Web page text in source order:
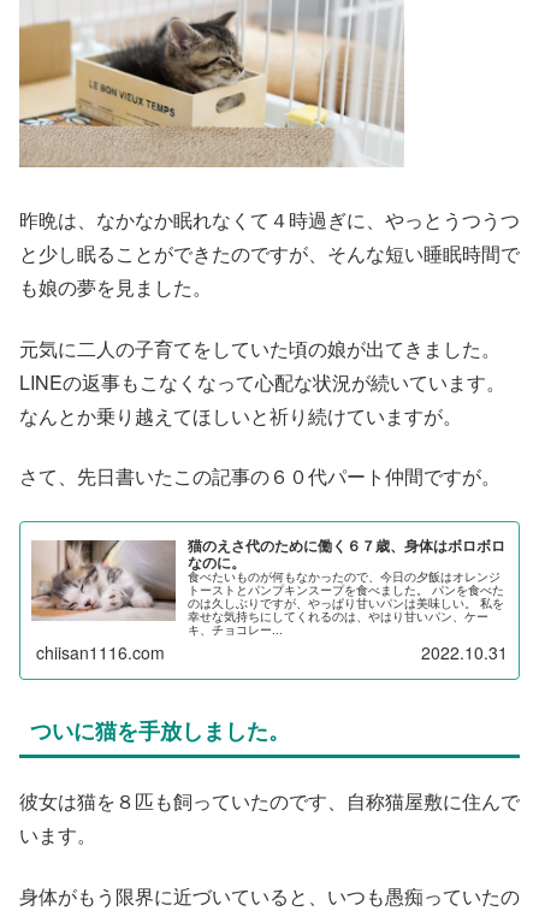
昨晩は、なかなか眠れなくて４時過ぎに、やっとうつうつ
と少し眠ることができたのですが、そんな短い睡眠時間で
も娘の夢を見ました。
元気に二人の子育てをしていた頃の娘が出てきました。
LINEの返事もこなくなって心配な状況が続いています。
なんとか乗り越えてほしいと祈り続けていますが。
さて、先日書いたこの記事の６０代パート仲間ですが。
猫のえさ代のために働く６７歳、身体はボロボロ
なのに。
食べたいものが何もなかったので、今日の夕飯はオレンジ
トーストとパンプキンスープを食べました。 パンを食べた
のは久しぶりですが、やっぱり甘いパンは美味しい。 私を
幸せな気持ちにしてくれるのは、やはり甘いパン、ケー
キ、チョコレー...
chiisan1116.com 2022.10.31
ついに猫を手放しました。
彼女は猫を８匹も飼っていたのです、自称猫屋敷に住んで
います。
身体がもう限界に近づいていると、いつも愚痴っていたの